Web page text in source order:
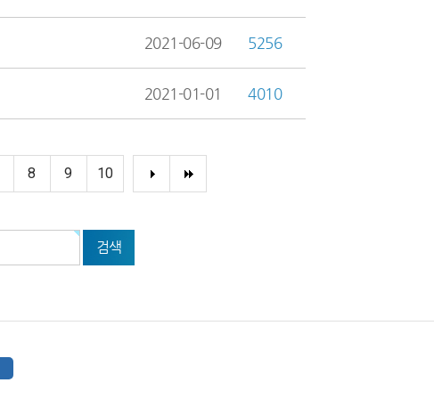
2021-06-09 5256
2021-01-01 4010
8 9 10
검색